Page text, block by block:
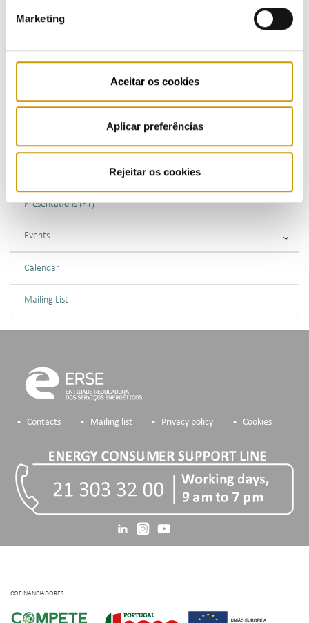
Marketing
Aceitar os cookies
Aplicar preferências
Rejeitar os cookies
Bulletins (PT)
Presentations (PT)
Events
Calendar
Mailing List
Contacts Mailing list Privacy policy Cookies
COFINANCIADORES: